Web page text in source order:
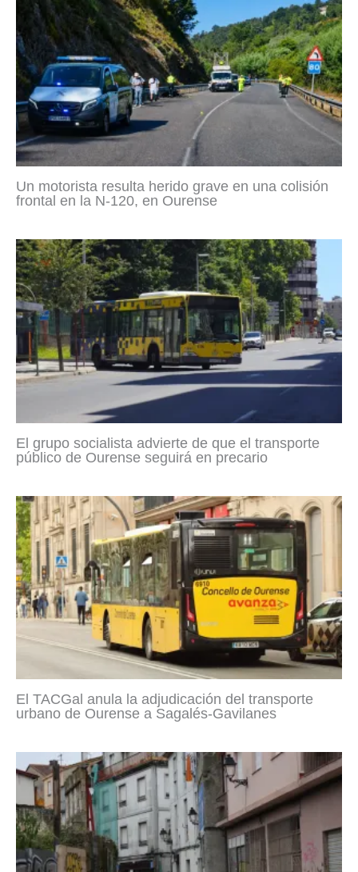
Un motorista resulta herido grave en una colisión
frontal en la N-120, en Ourense
El grupo socialista advierte de que el transporte
público de Ourense seguirá en precario
El TACGal anula la adjudicación del transporte
urbano de Ourense a Sagalés-Gavilanes